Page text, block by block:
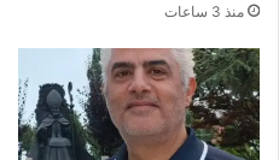
منذ 3 ساعات